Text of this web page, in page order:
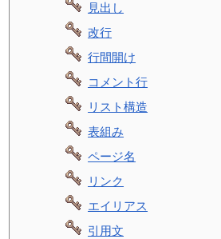
見出し
改行
行間開け
コメント行
リスト構造
表組み
ページ名
リンク
エイリアス
引用文